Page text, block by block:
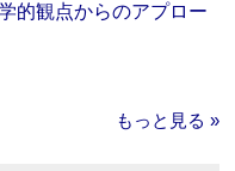
的観点からのアプロー
もっと見る »